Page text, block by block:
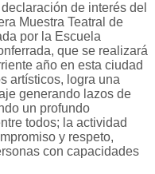
de interés del
Muestra Teatral de
por la Escuela
que se realizará
año en esta ciudad
artísticos, logra una
generando lazos de
un profundo
todos; la actividad
y respeto,
con capacidades